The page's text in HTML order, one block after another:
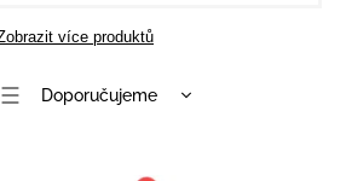
více produktů
Doporučujeme